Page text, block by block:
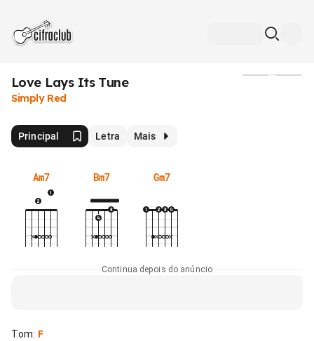
Love Lays Its Tune
Simply Red
Principal Letra Mais
Am7 Bm7 Gm7
Continua depois do anúncio
Tom: F